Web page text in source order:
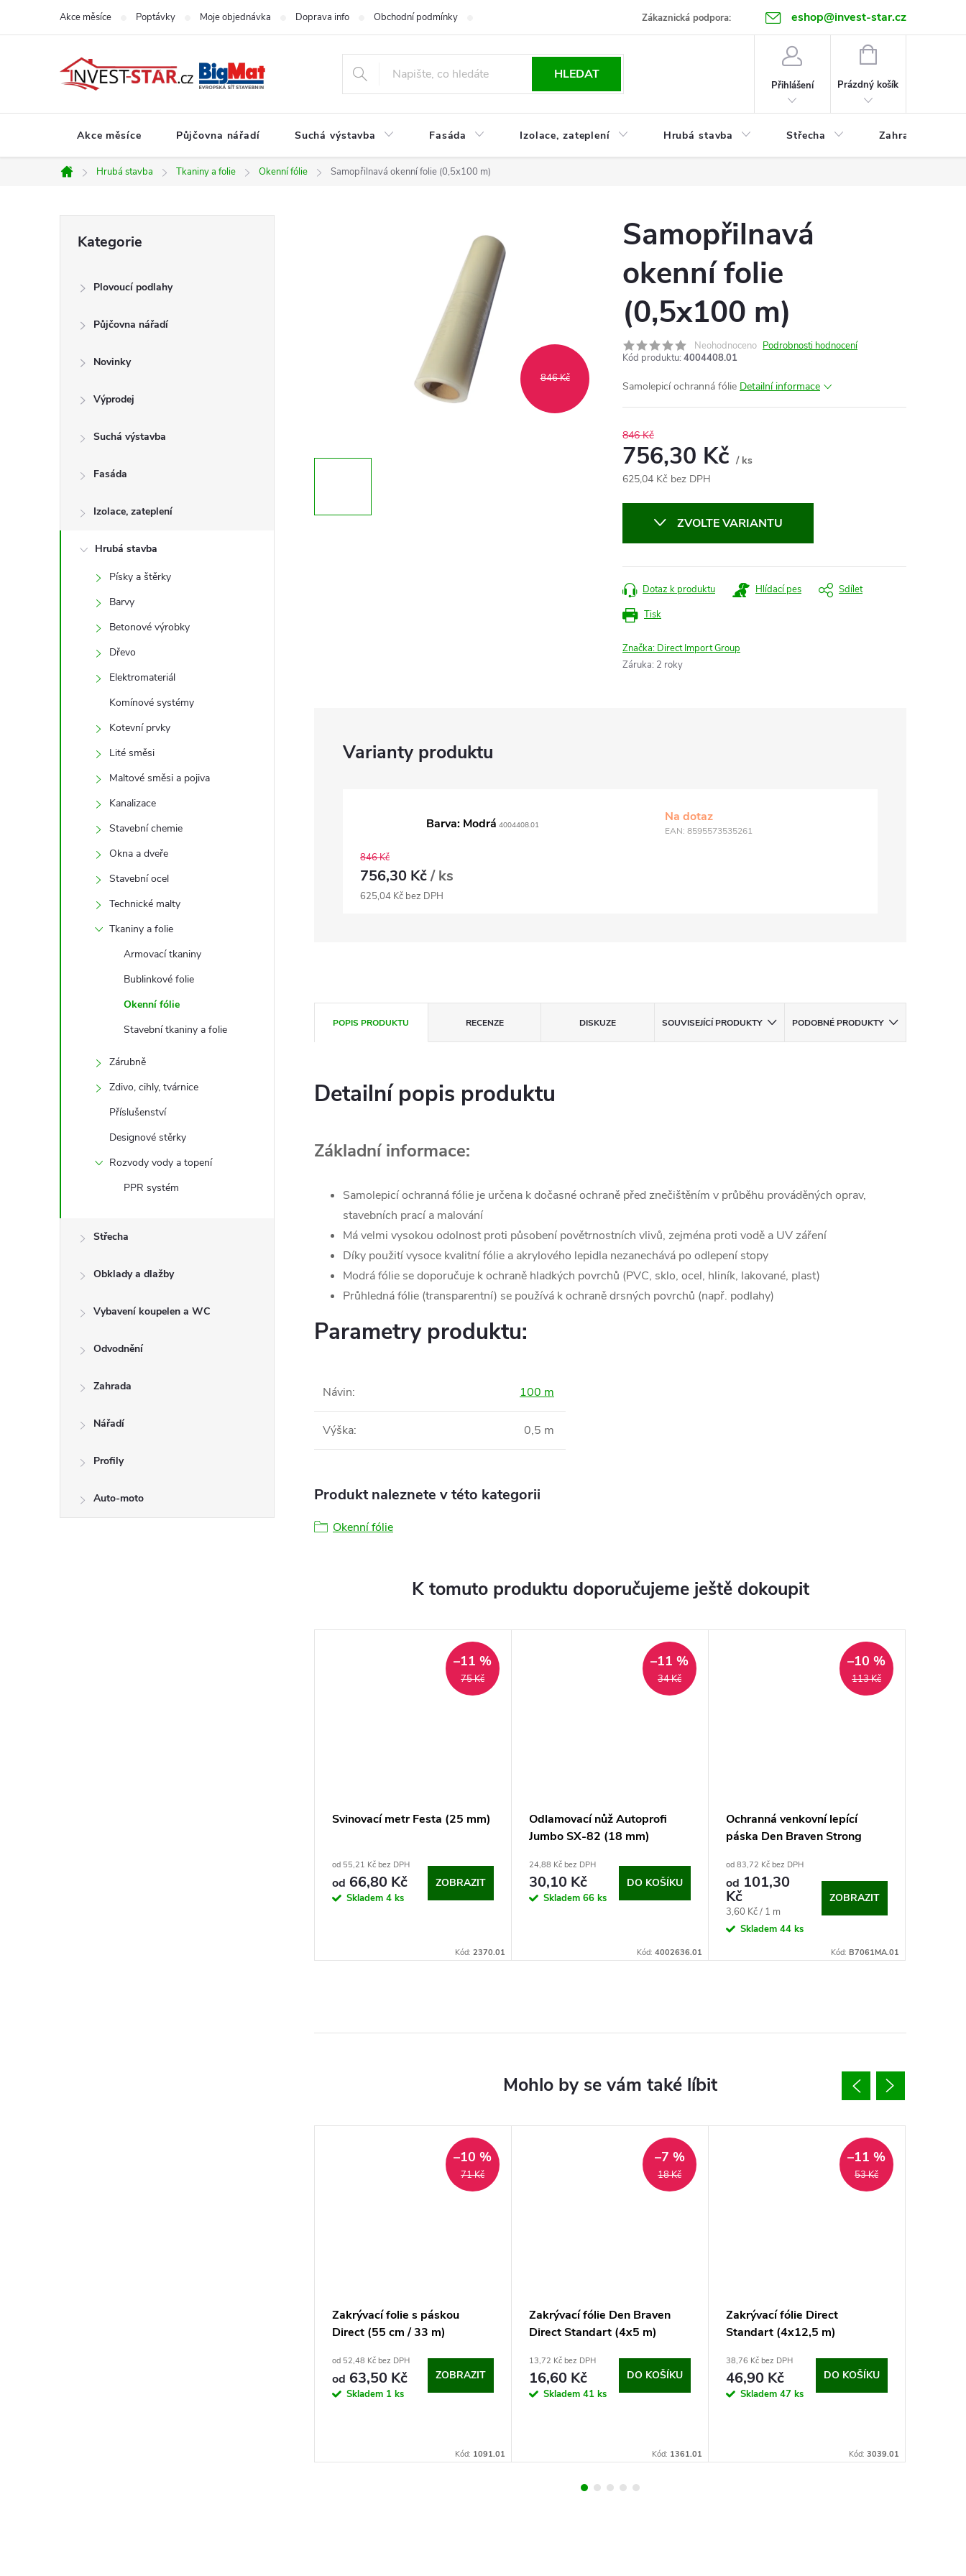
Zákaznická podpora: eshop@invest-star.cz
Akce měsíce Poptávky Moje objednávka Doprava info Obchodní podmínky Kontakt
HLEDAT
Přihlášení
NÁKUPNÍ
Prázdný košík
Akce měsíce Půjčovna nářadí Suchá výstavba Fasáda Izolace, zateplení Hrubá stavba Střecha Zahrada
Domů
Hrubá stavba Tkaniny a folie Okenní fólie Samopřilnavá okenní folie (0,5x100 m)
kategorie
Kategorie
Plovoucí podlahy
Půjčovna nářadí
Novinky
Výprodej
Suchá výstavba
Fasáda
Izolace, zateplení
Hrubá stavba
Písky a štěrky
Barvy
Betonové výrobky
Dřevo
Elektromateriál
Komínové systémy
Kotevní prvky
Lité směsi
Maltové směsi a pojiva
Kanalizace
Stavební chemie
Okna a dveře
Stavební ocel
Technické malty
Tkaniny a folie
Armovací tkaniny
Bublinkové folie
Okenní fólie
Stavební tkaniny a folie
Zárubně
Zdivo, cihly, tvárnice
Příslušenství
Designové stěrky
Rozvody vody a topení
PPR systém
Střecha
Obklady a dlažby
Vybavení koupelen a WC
Odvodnění
Zahrada
Nářadí
Profily
Auto-moto
846 Kč
Samopřilnavá
okenní folie
(0,5x100 m)
Neohodnoceno Podrobnosti hodnocení
Kód produktu: 4004408.01
Samolepicí ochranná fólie Detailní informace
846 Kč
756,30 Kč / ks
625,04 Kč bez DPH
ZVOLTE VARIANTU
Tisk
Dotaz k produktu Hlídací pes Sdílet
Značka: Direct Import Group
Záruka: 2 roky
Barva: Modrá 4004408.01
Na dotaz
EAN: 8595573535261
846 Kč
756,30 Kč/ ks
625,04 Kč bez DPH
POPIS PRODUKTU RECENZE DISKUZE SOUVISEJÍCÍ PRODUKTY PODOBNÉ PRODUKTY
Detailní popis produktu
Základní informace:
Samolepicí ochranná fólie je určena k dočasné ochraně před znečištěním v průběhu prováděných oprav,
stavebních prací a malování
Má velmi vysokou odolnost proti působení povětrnostních vlivů, zejména proti vodě a UV záření
Díky použití vysoce kvalitní fólie a akrylového lepidla nezanechává po odlepení stopy
Modrá fólie se doporučuje k ochraně hladkých povrchů (PVC, sklo, ocel, hliník, lakované, plast)
Průhledná fólie (transparentní) se používá k ochraně drsných povrchů (např. podlahy)
Parametry produktu:
Návin: 100 m
Výška: 0,5 m
Produkt naleznete v této kategorii
Okenní fólie
K tomuto produktu doporučujeme ještě dokoupit
75 Kč
–11 %
Svinovací metr Festa (25 mm)
od 55,21 Kč bez DPH
od 66,80 Kč
Skladem 4 ks
ZOBRAZIT
Kód: 2370.01
34 Kč
–11 %
Odlamovací nůž Autoprofi
Jumbo SX-82 (18 mm)
24,88 Kč bez DPH
30,10 Kč
Skladem 66 ks
DO KOŠÍKU
Kód: 4002636.01
113 Kč
–10 %
Ochranná venkovní lepící
páska Den Braven Strong
od 83,72 Kč bez DPH
od 101,30
Kč
Měrná
cena:
3,60 Kč / 1 m
Skladem 44 ks
ZOBRAZIT
Kód: B7061MA.01
71 Kč
–10 %
Zakrývací folie s páskou
Direct (55 cm / 33 m)
od 52,48 Kč bez DPH
od 63,50 Kč
Skladem 1 ks
ZOBRAZIT
Kód: 1091.01
18 Kč
–7 %
Zakrývací fólie Den Braven
Direct Standart (4x5 m)
13,72 Kč bez DPH
16,60 Kč
Skladem 41 ks
DO KOŠÍKU
Kód: 1361.01
53 Kč
–11 %
Zakrývací fólie Direct
Standart (4x12,5 m)
38,76 Kč bez DPH
46,90 Kč
Skladem 47 ks
DO KOŠÍKU
Kód: 3039.01